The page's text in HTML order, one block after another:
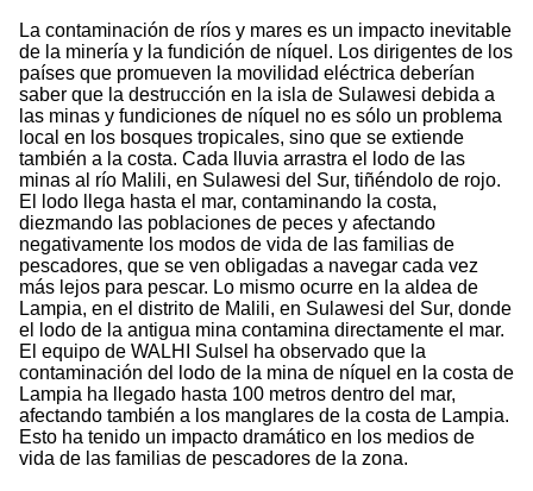
La contaminación de ríos y mares es un impacto inevitable
de la minería y la fundición de níquel. Los dirigentes de los
países que promueven la movilidad eléctrica deberían
saber que la destrucción en la isla de Sulawesi debida a
las minas y fundiciones de níquel no es sólo un problema
local en los bosques tropicales, sino que se extiende
también a la costa. Cada lluvia arrastra el lodo de las
minas al río Malili, en Sulawesi del Sur, tiñéndolo de rojo.
El lodo llega hasta el mar, contaminando la costa,
diezmando las poblaciones de peces y afectando
negativamente los modos de vida de las familias de
pescadores, que se ven obligadas a navegar cada vez
más lejos para pescar. Lo mismo ocurre en la aldea de
Lampia, en el distrito de Malili, en Sulawesi del Sur, donde
el lodo de la antigua mina contamina directamente el mar.
El equipo de WALHI Sulsel ha observado que la
contaminación del lodo de la mina de níquel en la costa de
Lampia ha llegado hasta 100 metros dentro del mar,
afectando también a los manglares de la costa de Lampia.
Esto ha tenido un impacto dramático en los medios de
vida de las familias de pescadores de la zona.